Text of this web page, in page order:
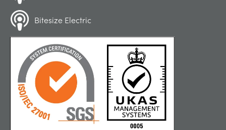
Bitesize Electric